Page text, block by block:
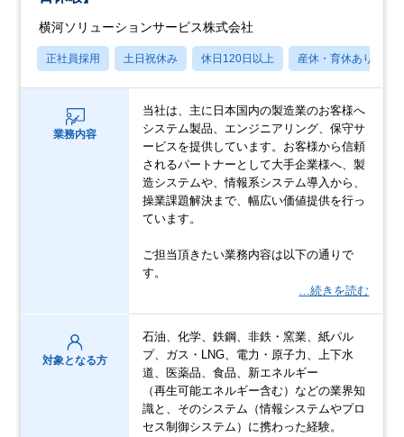
横河ソリューションサービス株式会社
正社員採用 土日祝休み 休日120日以上 産休・育休あり
業務内容
当社は、主に日本国内の製造業のお客様へ
システム製品、エンジニアリング、保守サ
ービスを提供しています。お客様から信頼
されるパートナーとして大手企業様へ、製
造システムや、情報系システム導入から、
操業課題解決まで、幅広い価値提供を行っ
ています。
ご担当頂きたい業務内容は以下の通りで
す。
…続きを読む
対象となる方
石油、化学、鉄鋼、非鉄・窯業、紙パル
プ、ガス・LNG、電力・原子力、上下水
道、医薬品、食品、新エネルギー​
（再生可能エネルギー含む）などの業界知
識と、そのシステム（情報システムやプロ
セス制御システム）に携わった経験。​